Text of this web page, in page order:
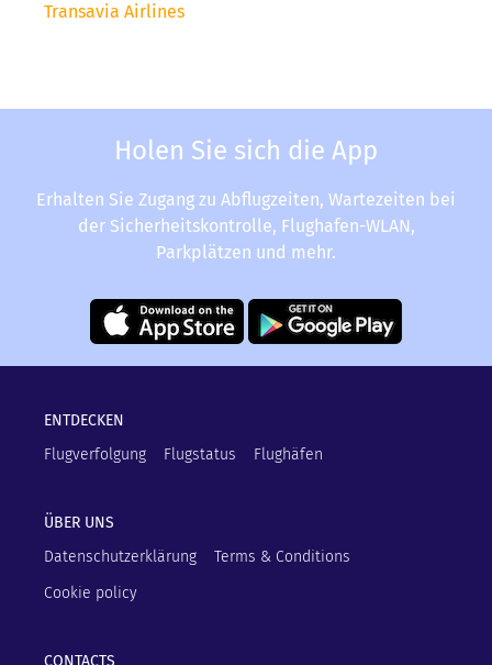
Transavia Airlines
Holen Sie sich die App
Erhalten Sie Zugang zu Abflugzeiten, Wartezeiten bei
der Sicherheitskontrolle, Flughafen-WLAN,
Parkplätzen und mehr.
ENTDECKEN
Flugverfolgung
Flugstatus Flughäfen
ÜBER UNS
Datenschutzerklärung
Terms & Conditions
Cookie policy